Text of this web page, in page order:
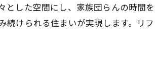
とした空間にし、家族団らんの時間
けられる住まいが実現します。リ